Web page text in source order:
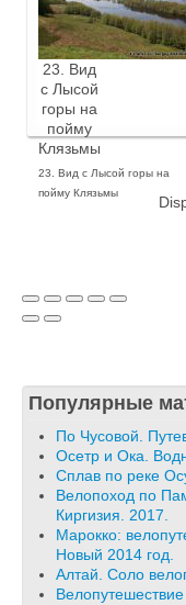
23. Вид
с Лысой
горы на
пойму
Клязьмы
23. Вид с Лысой горы на
пойму Клязьмы
Популярные
По Чусовой.
Осетр и Ока.
Сплав по реке
Велопоход по
Киргизия. 2017.
Марокко:
Новый 2014 год.
Алтай. Соло